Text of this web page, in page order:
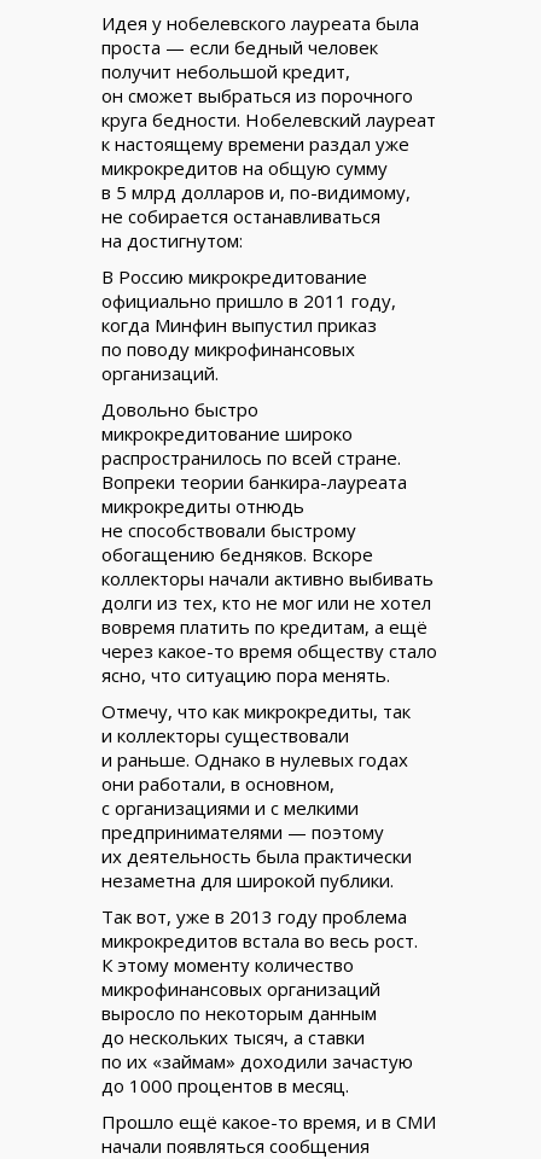
Идея у нобелевского лауреата была
проста — если бедный человек
получит небольшой кредит,
он сможет выбраться из порочного
круга бедности. Нобелевский лауреат
к настоящему времени раздал уже
микрокредитов на общую сумму
в 5 млрд долларов и, по-видимому,
не собирается останавливаться
на достигнутом:
В Россию микрокредитование
официально пришло в 2011 году,
когда Минфин выпустил приказ
по поводу микрофинансовых
организаций.
Довольно быстро
микрокредитование широко
распространилось по всей стране.
Вопреки теории банкира-лауреата
микрокредиты отнюдь
не способствовали быстрому
обогащению бедняков. Вскоре
коллекторы начали активно выбивать
долги из тех, кто не мог или не хотел
вовремя платить по кредитам, а ещё
через какое-то время обществу стало
ясно, что ситуацию пора менять.
Отмечу, что как микрокредиты, так
и коллекторы существовали
и раньше. Однако в нулевых годах
они работали, в основном,
с организациями и с мелкими
предпринимателями — поэтому
их деятельность была практически
незаметна для широкой публики.
Так вот, уже в 2013 году проблема
микрокредитов встала во весь рост.
К этому моменту количество
микрофинансовых организаций
выросло по некоторым данным
до нескольких тысяч, а ставки
по их «займам» доходили зачастую
до 1000 процентов в месяц.
Прошло ещё какое-то время, и в СМИ
начали появляться сообщения